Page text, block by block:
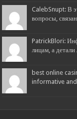
CalebSnupt: В
вопросы,
PatrickBlori:
лицам, а
best online
informative